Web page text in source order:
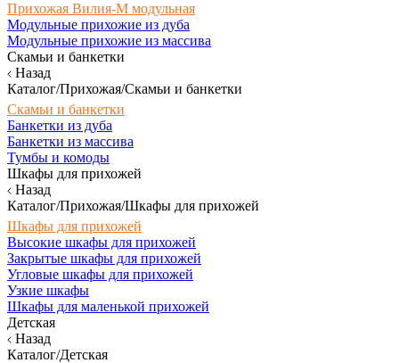
Прихожая Вилия-М модульная
Модульные прихожие из дуба
Модульные прихожие из массива
Скамьи и банкетки
Назад
Каталог/Прихожая/Скамьи и банкетки
Скамьи и банкетки
Банкетки из дуба
Банкетки из массива
Тумбы и комоды
Шкафы для прихожей
Назад
Каталог/Прихожая/Шкафы для прихожей
Шкафы для прихожей
Высокие шкафы для прихожей
Закрытые шкафы для прихожей
Угловые шкафы для прихожей
Узкие шкафы
Шкафы для маленькой прихожей
Детская
Назад
Каталог/Детская